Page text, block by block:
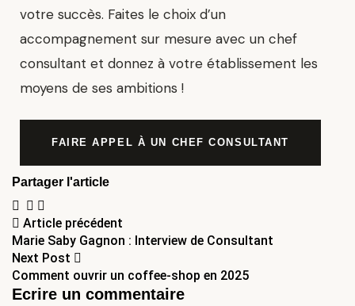
votre succès. Faites le choix d’un
accompagnement sur mesure avec un chef
consultant et donnez à votre établissement les
moyens de ses ambitions !
FAIRE APPEL À UN CHEF CONSULTANT
Partager l'article
Article précédent
Marie Saby Gagnon : Interview de Consultant
Next Post
Comment ouvrir un coffee-shop en 2025
Ecrire un commentaire